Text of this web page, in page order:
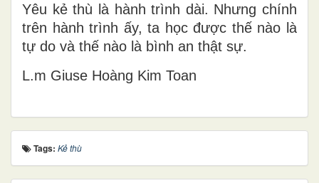
Yêu kẻ thù là hành trình dài. Nhưng chính
trên hành trình ấy, ta học được thế nào là
tự do và thế nào là bình an thật sự.
L.m Giuse Hoàng Kim Toan
Tags: Kẻ thù